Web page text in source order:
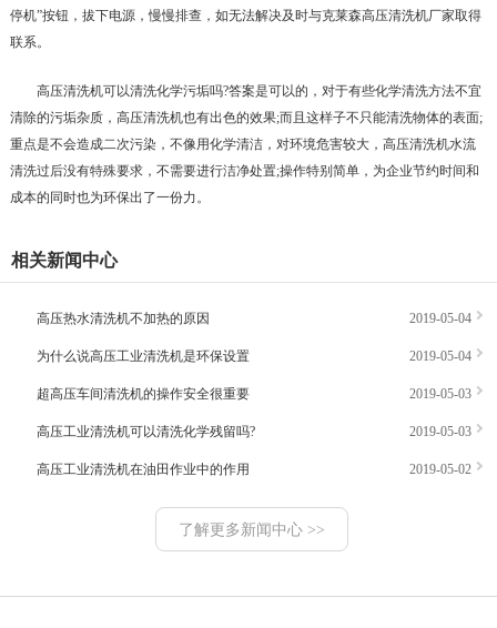
停机”按钮，拔下电源，慢慢排查，如无法解决及时与克莱森高压清洗机厂家取得
联系。
高压清洗机可以清洗化学污垢吗?答案是可以的，对于有些化学清洗方法不宜
清除的污垢杂质，高压清洗机也有出色的效果;而且这样子不只能清洗物体的表面;
重点是不会造成二次污染，不像用化学清洁，对环境危害较大，高压清洗机水流
清洗过后没有特殊要求，不需要进行洁净处置;操作特别简单，为企业节约时间和
成本的同时也为环保出了一份力。
相关新闻中心
高压热水清洗机不加热的原因 2019-05-04
为什么说高压工业清洗机是环保设置 2019-05-04
超高压车间清洗机的操作安全很重要 2019-05-03
高压工业清洗机可以清洗化学残留吗? 2019-05-03
高压工业清洗机在油田作业中的作用 2019-05-02
了解更多新闻中心 >>